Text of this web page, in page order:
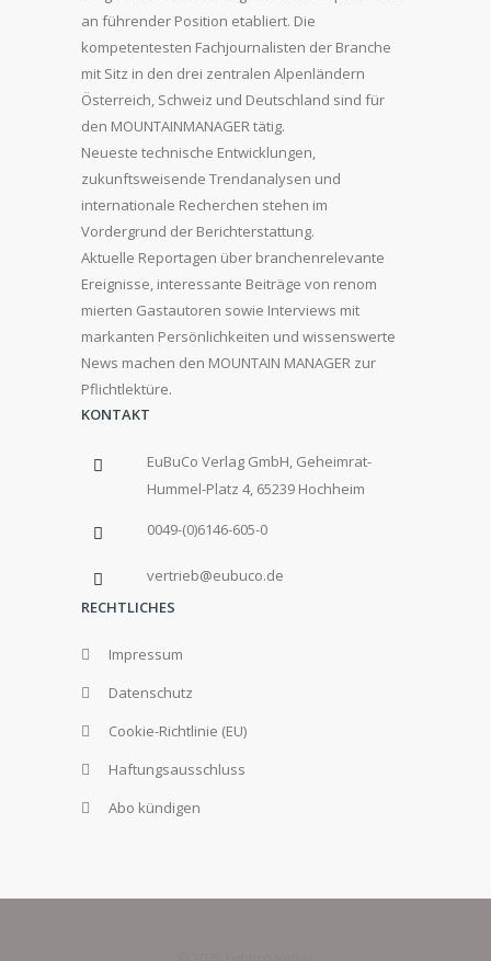
an führender Position etabliert. Die
kompetentesten Fachjournalisten der Branche
mit Sitz in den drei zentralen Alpenländern
Österreich, Schweiz und Deutschland sind für
den MOUNTAINMANAGER tätig.
Neueste technische Entwicklungen,
zukunftsweisende Trendanalysen und
internationale Recherchen stehen im
Vordergrund der Berichterstattung.
Aktuelle Reportagen über branchenrelevante
Ereignisse, interessante Beiträge von renom
mierten Gastautoren sowie Interviews mit
markanten Persönlichkeiten und wissenswerte
News machen den MOUNTAIN MANAGER zur
Pflichtlektüre.
KONTAKT
EuBuCo Verlag GmbH, Geheimrat-
Hummel-Platz 4, 65239 Hochheim
0049-(0)6146-605-0
vertrieb@eubuco.de
RECHTLICHES
Impressum
Datenschutz
Cookie-Richtlinie (EU)
Haftungsausschluss
Abo kündigen